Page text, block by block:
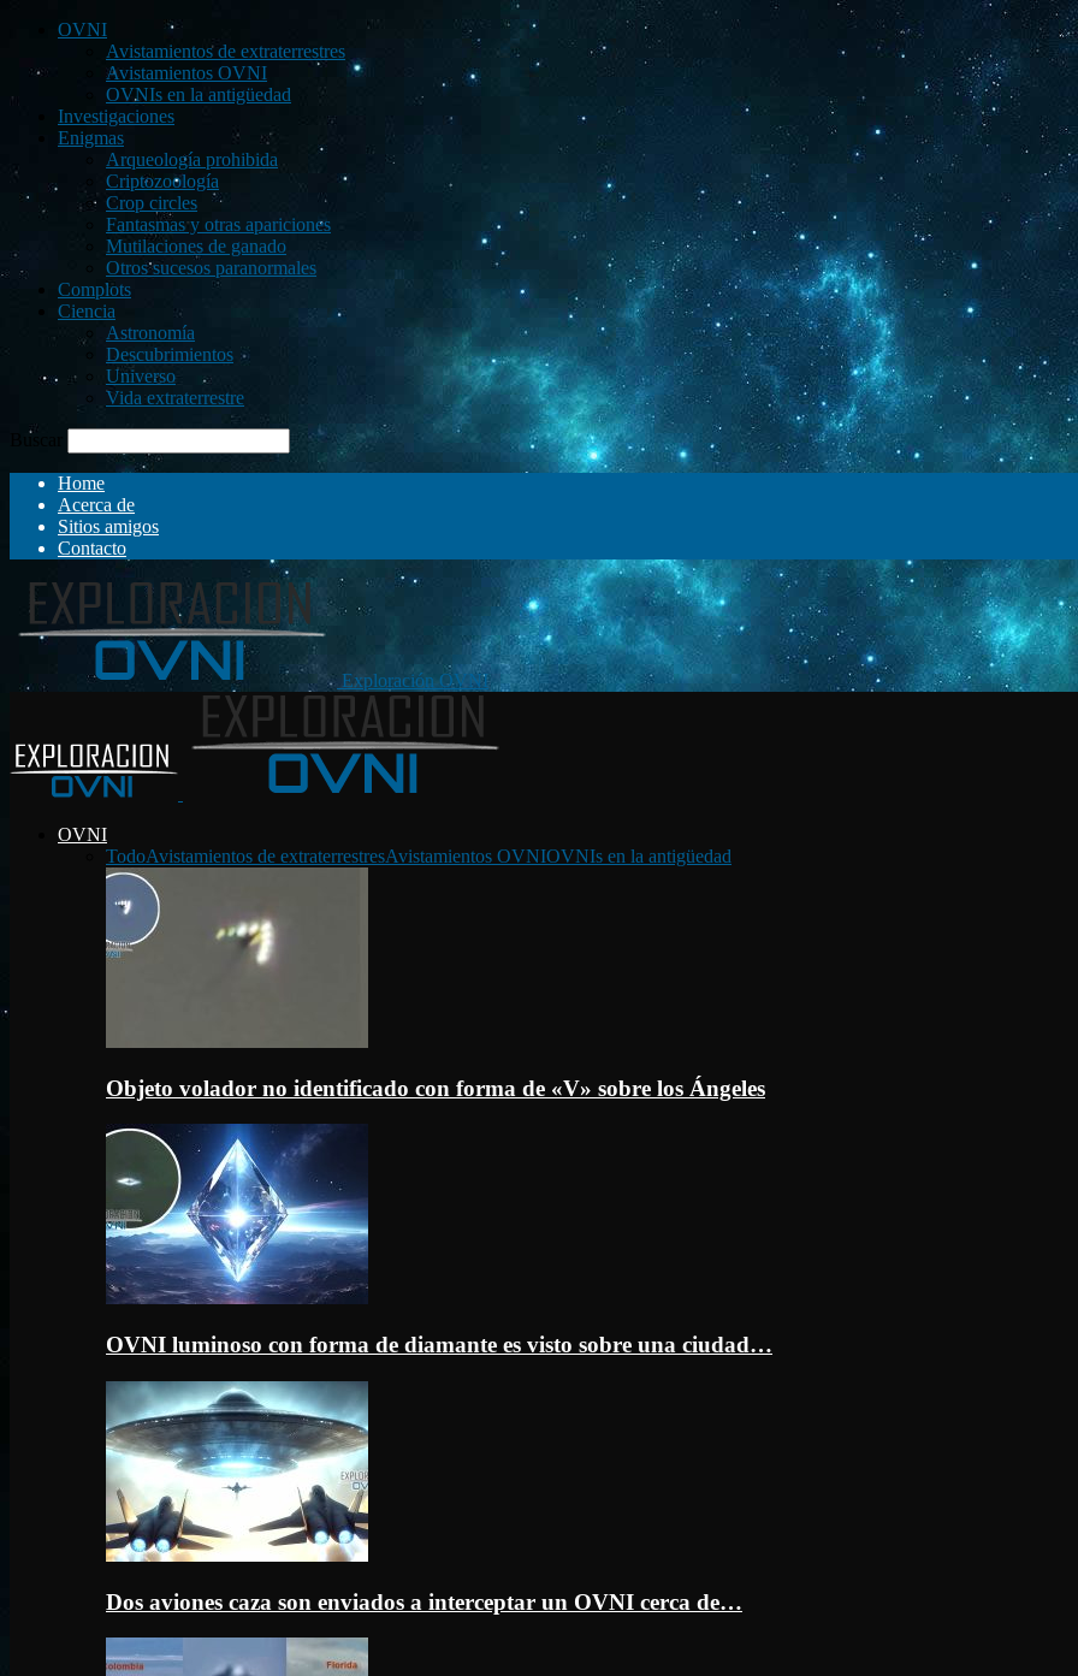
OVNI
Avistamientos de extraterrestres
Avistamientos OVNI
OVNIs en la antigüedad
Investigaciones
Enigmas
Arqueología prohibida
Criptozoología
Crop circles
Fantasmas y otras apariciones
Mutilaciones de ganado
Otros sucesos paranormales
Complots
Ciencia
Astronomía
Descubrimientos
Universo
Vida extraterrestre
Buscar
Home
Acerca de
Sitios amigos
Contacto
Exploración OVNI
OVNI
TodoAvistamientos de extraterrestresAvistamientos OVNIOVNIs en la antigüedad
Objeto volador no identificado con forma de «V» sobre los Ángeles
OVNI luminoso con forma de diamante es visto sobre una ciudad…
Dos aviones caza son enviados a interceptar un OVNI cerca de…